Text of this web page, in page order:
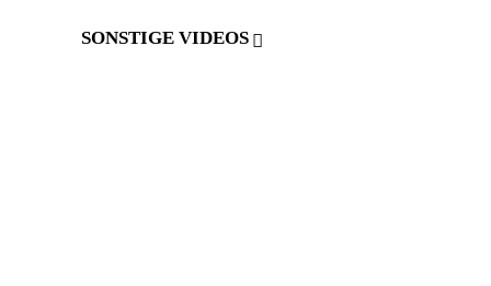
SONSTIGE VIDEOS